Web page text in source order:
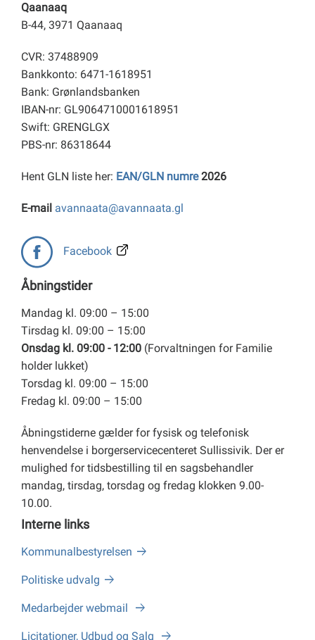
Qaanaaq
B-44, 3971 Qaanaaq
CVR: 37488909
Bankkonto: 6471-1618951
Bank: Grønlandsbanken
IBAN-nr: GL9064710001618951
Swift: GRENGLGX
PBS-nr: 86318644
Hent GLN liste her: EAN/GLN numre2026
E-mail avannaata@avannaata.gl
Facebook
Åbningstider
Mandag kl. 09:00 – 15:00
Tirsdag kl. 09:00 – 15:00
Onsdag kl. 09:00 - 12:00 (Forvaltningen for Familie
holder lukket)
Torsdag kl. 09:00 – 15:00
Fredag kl. 09:00 – 15:00
Åbningstiderne gælder for fysisk og telefonisk
henvendelse i borgerservicecenteret Sullissivik. Der er
mulighed for tidsbestilling til en sagsbehandler
mandag, tirsdag, torsdag og fredag klokken 9.00-
10.00.
Interne links
Kommunalbestyrelsen
Politiske udvalg
Medarbejder webmail
Licitationer, Udbud og Salg